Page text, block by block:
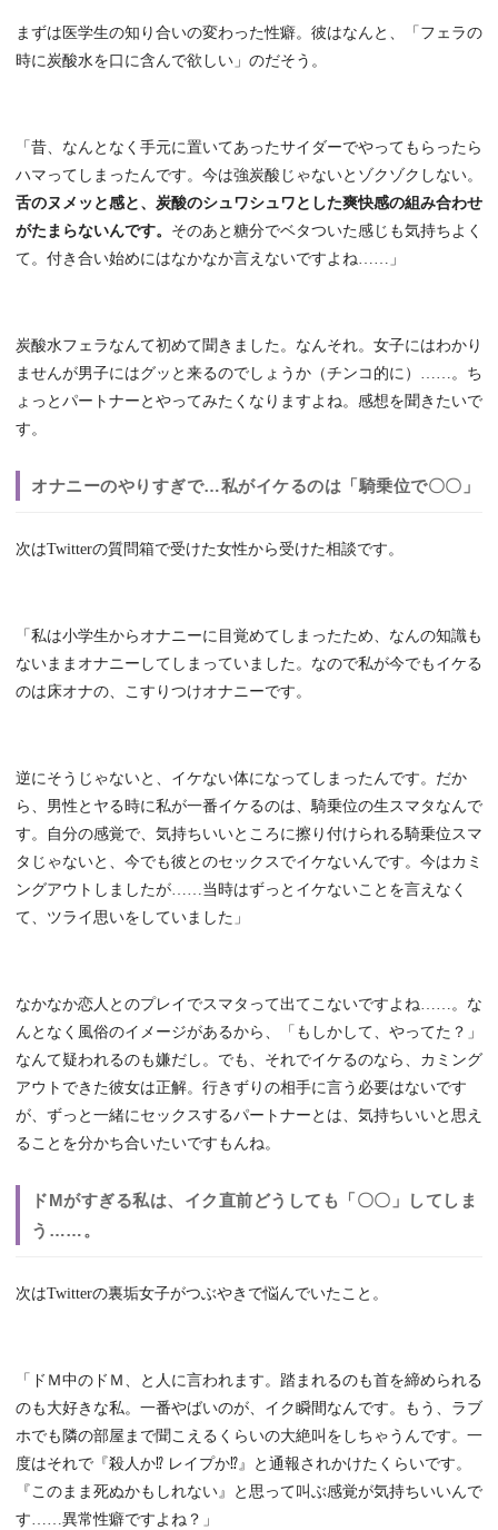
まずは医学生の知り合いの変わった性癖。彼はなんと、「フェラの
時に炭酸水を口に含んで欲しい」のだそう。
「昔、なんとなく手元に置いてあったサイダーでやってもらったら
ハマってしまったんです。今は強炭酸じゃないとゾクゾクしない。
舌のヌメッと感と、炭酸のシュワシュワとした爽快感の組み合わせ
がたまらないんです。 そのあと糖分でベタついた感じも気持ちよく
て。付き合い始めにはなかなか言えないですよね……」
炭酸水フェラなんて初めて聞きました。なんそれ。女子にはわかり
ませんが男子にはグッと来るのでしょうか（チンコ的に）……。ち
ょっとパートナーとやってみたくなりますよね。感想を聞きたいで
す。
オナニーのやりすぎで…私がイケるのは「騎乗位で〇〇」
次はTwitterの質問箱で受けた女性から受けた相談です。
「私は小学生からオナニーに目覚めてしまったため、なんの知識も
ないままオナニーしてしまっていました。なので私が今でもイケる
のは床オナの、こすりつけオナニーです。
逆にそうじゃないと、イケない体になってしまったんです。だか
ら、男性とヤる時に私が一番イケるのは、騎乗位の生スマタなんで
す。自分の感覚で、気持ちいいところに擦り付けられる騎乗位スマ
タじゃないと、今でも彼とのセックスでイケないんです。今はカミ
ングアウトしましたが……当時はずっとイケないことを言えなく
て、ツライ思いをしていました」
なかなか恋人とのプレイでスマタって出てこないですよね……。な
んとなく風俗のイメージがあるから、「もしかして、やってた？」
なんて疑われるのも嫌だし。でも、それでイケるのなら、カミング
アウトできた彼女は正解。行きずりの相手に言う必要はないです
が、ずっと一緒にセックスするパートナーとは、気持ちいいと思え
ることを分かち合いたいですもんね。
ドMがすぎる私は、イク直前どうしても「〇〇」してしま
う……。
次はTwitterの裏垢女子がつぶやきで悩んでいたこと。
「ドＭ中のドＭ、と人に言われます。踏まれるのも首を締められる
のも大好きな私。一番やばいのが、イク瞬間なんです。もう、ラブ
ホでも隣の部屋まで聞こえるくらいの大絶叫をしちゃうんです。一
度はそれで『殺人か⁉ レイプか⁉』と通報されかけたくらいです。
『このまま死ぬかもしれない』と思って叫ぶ感覚が気持ちいいんで
す……異常性癖ですよね？」